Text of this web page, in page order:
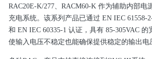
RAC20E-K/277、RACM60-K 作为辅助内部电
充电系统。该系列产品已通过 EN IEC 61558-
和 EN IEC 60335-1 认证，具有 85-305VAC
使输入电压不稳定也能确保提供稳定的输出电